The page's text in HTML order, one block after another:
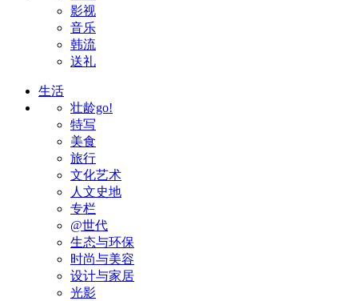
影视
音乐
韩流
送礼
生活
壮龄go!
特写
美食
旅行
文化艺术
人文史地
专栏
@世代
生态与环保
时尚与美容
设计与家居
光影